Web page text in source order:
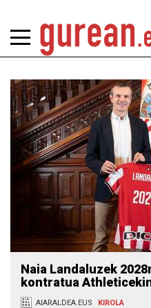
Naia Landaluzek
kontratua
AIARALDEA.EUS KIROLA